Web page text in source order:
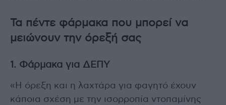
Τα πέντε φάρμακα που μπορεί να
μειώνουν την όρεξή σας
1. Φάρμακα για ΔΕΠΥ
«Η όρεξη και η λαχτάρα για φαγητό έχουν
κάποια σχέση με την ισορροπία ντοπαμίνης